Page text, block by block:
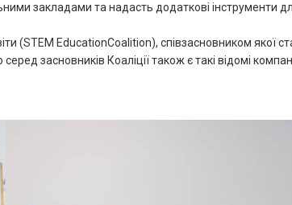
закладами та надасть додаткові інструменти
(STEM EducationCoalition), співзасновником якої
засновників Коаліції також є такі відомі